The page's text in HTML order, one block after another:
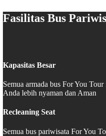
Fasilitas Bus
Kapasitas Besar
Semua armada bus For You
Anda lebih nyaman dan Aman
Recleaning Seat
Semua bus pariwisata For You